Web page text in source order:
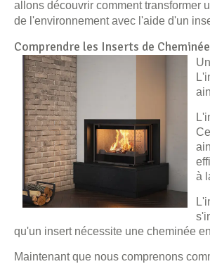
allons découvrir comment transformer
de l'environnement avec l'aide d'un
Comprendre les Inserts de Cheminée
à
qu'un insert nécessite une cheminée
Maintenant que nous comprenons